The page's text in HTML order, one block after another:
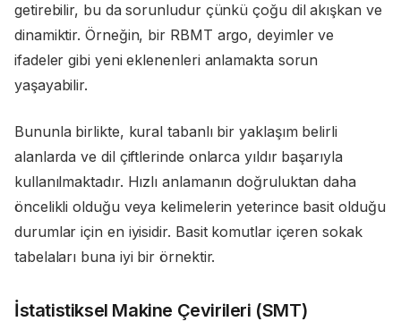
getirebilir, bu da sorunludur çünkü çoğu dil akışkan ve
dinamiktir. Örneğin, bir RBMT argo, deyimler ve
ifadeler gibi yeni eklenenleri anlamakta sorun
yaşayabilir.
Bununla birlikte, kural tabanlı bir yaklaşım belirli
alanlarda ve dil çiftlerinde onlarca yıldır başarıyla
kullanılmaktadır. Hızlı anlamanın doğruluktan daha
öncelikli olduğu veya kelimelerin yeterince basit olduğu
durumlar için en iyisidir. Basit komutlar içeren sokak
tabelaları buna iyi bir örnektir.
İstatistiksel Makine Çevirileri (SMT)